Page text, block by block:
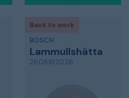
Back to work
BOSCH
Lammullshätta
2608612026